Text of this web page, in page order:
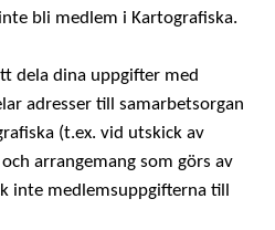
bli medlem i Kartografiska.
dela dina uppgifter med
adresser till samarbetsorgan
(t.ex. vid utskick av
arrangemang som görs av
inte medlemsuppgifterna till